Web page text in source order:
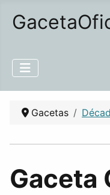
Gacetas
Gaceta